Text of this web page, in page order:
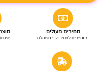
מחירים מעולים
מתחייבים למחיר הכי משתלם